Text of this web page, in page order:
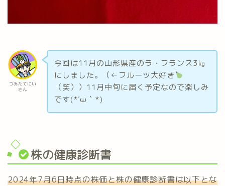
つみたてにい
さん
今回は11月の山形県産のラ・フランス3㎏
にしました。（←フルーツ大好き
（笑））11月中旬に届く予定なので楽しみ
です(*´ω｀*)
株の健康診断書
2024年7月6日時点の株価と株の健康診断書は以下とな